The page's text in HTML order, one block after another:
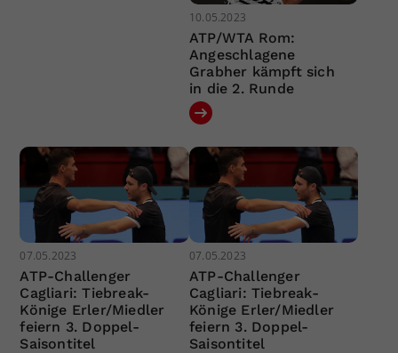
10.05.2023
ATP/WTA Rom:
Angeschlagene
Grabher kämpft sich
in die 2. Runde
07.05.2023
ATP-Challenger
Cagliari: Tiebreak-
Könige Erler/Miedler
feiern 3. Doppel-
Saisontitel
07.05.2023
ATP-Challenger
Cagliari: Tiebreak-
Könige Erler/Miedler
feiern 3. Doppel-
Saisontitel